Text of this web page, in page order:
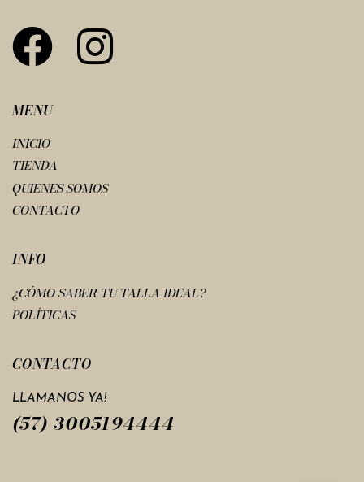
MENU
INICIO
TIENDA
QUIENES SOMOS
CONTACTO
INFO
¿CÓMO SABER TU TALLA IDEAL?
POLÍTICAS
CONTACTO
LLAMANOS YA!
(57) 3005194444